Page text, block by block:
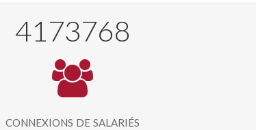
4458003
connexions de salariés